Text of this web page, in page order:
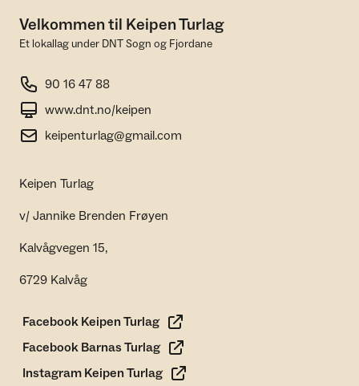
Velkommen til Keipen Turlag
Et lokallag under DNT Sogn og Fjordane
90 16 47 88
www.dnt.no/keipen
keipenturlag@gmail.com
Keipen Turlag
v/ Jannike Brenden Frøyen
Kalvågvegen 15,
6729 Kalvåg
Facebook Keipen Turlag
Facebook Barnas Turlag
Instagram Keipen Turlag